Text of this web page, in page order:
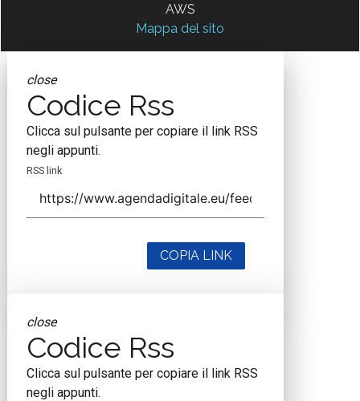
AWS
Mappa del sito
close
Codice Rss
Clicca sul pulsante per copiare il link RSS
negli appunti.
RSS link
COPIA LINK
close
Codice Rss
Clicca sul pulsante per copiare il link RSS
negli appunti.